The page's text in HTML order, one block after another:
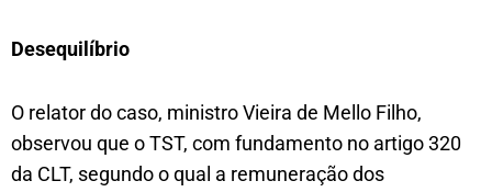
Desequilíbrio
O relator do caso, ministro Vieira de Mello Filho,
observou que o TST, com fundamento no artigo 320
da CLT, segundo o qual a remuneração dos